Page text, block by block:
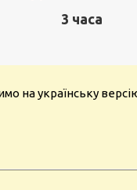
3 часа
на українську